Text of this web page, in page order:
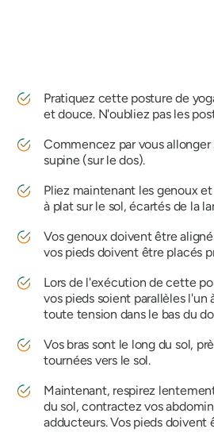
Pratiquez cette posture de
et douce. N'oubliez pas les
Commencez par vous
supine (sur le dos).
Pliez maintenant les genoux
à plat sur le sol, écartés de la
Vos genoux doivent être
vos pieds doivent être placés
Lors de l'exécution de cette
vos pieds soient parallèles l'un
toute tension dans le bas du
Vos bras sont le long du sol,
tournées vers le sol.
Maintenant, respirez
du sol, contractez vos
adducteurs. Vos pieds doivent